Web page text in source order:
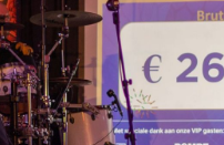
Nieuws
Vacatures
Join FC Lisse